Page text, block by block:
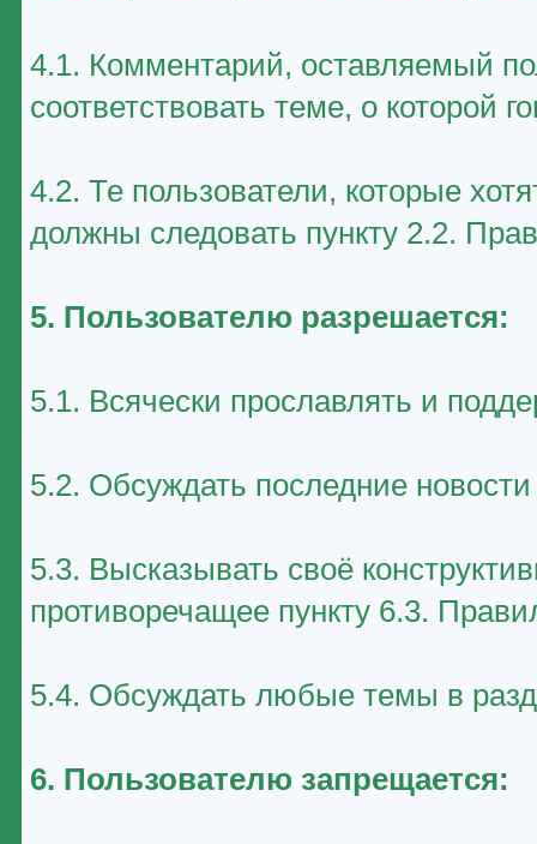
4.1. Комментарий, оставляемый
соответствовать теме, о которой
4.2. Те пользователи, которые
должны следовать пункту 2.2.
5. Пользователю разрешается:
5.1. Всячески прославлять и
5.2. Обсуждать последние
5.3. Высказывать своё
противоречащее пункту 6.3.
5.4. Обсуждать любые темы в
6. Пользователю запрещается: